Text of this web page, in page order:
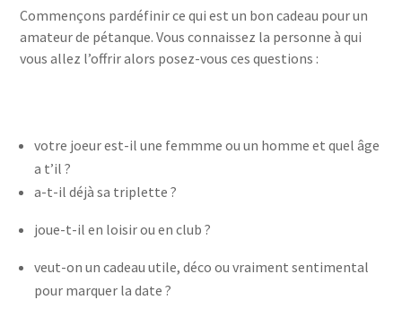
2. Une triplette de pétanque gravée ou personnalisée
3. Un cochonnet personnalisé pour se démarquer
4. Une pièce de Pile ou face pour la pétanque :
5. Un cercle de pétanque en bois pour les joueurs
7.Un t-shirt ou un vêtement autour de la pétanque (à
condition de bien connaître le joueur).
Conclusion : quelle idée cadeau choisir pour un joueur
de pétanque ?
Commençons pardéfinir ce qui est un bon cadeau pour un
amateur de pétanque. Vous connaissez la personne à qui
vous allez l’offrir alors posez-vous ces questions :
votre joeur est-il une femmme ou un homme et quel âge
a t’il ?
a-t-il déjà sa triplette ?
joue-t-il en loisir ou en club ?
veut-on un cadeau utile, déco ou vraiment sentimental
pour marquer la date ?